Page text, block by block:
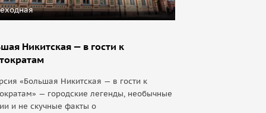
Никитская — в гости к
«Большая Никитская — в гости к
— городские легенды, необычные
и не скучные факты о